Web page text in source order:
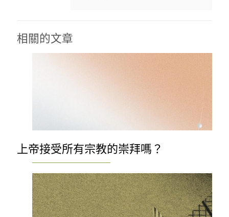
相關的文章
上帝接受所有宗教的崇拜嗎？